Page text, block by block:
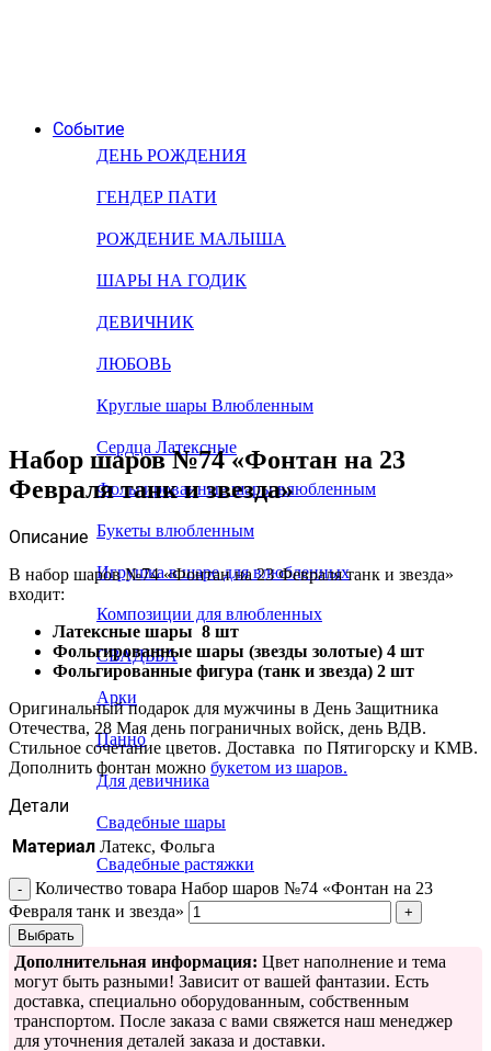
Событие
ДЕНЬ РОЖДЕНИЯ
ГЕНДЕР ПАТИ
РОЖДЕНИЕ МАЛЫША
ШАРЫ НА ГОДИК
ДЕВИЧНИК
ЛЮБОВЬ
Круглые шары Влюбленным
Сердца Латексные
Фольгированные шары влюбленным
Букеты влюбленным
Игрушка в шаре для влюбленных
Композиции для влюбленных
СВАДЬБА
Арки
Панно
Для девичника
Свадебные шары
Свадебные растяжки
Набор шаров №74 «Фонтан на 23
Февраля танк и звезда»
Описание
В набор шаров №74 «Фонтан на 23 Февраля танк и звезда»
входит:
Латексные шары 8 шт
Фольгированные шары (звезды золотые) 4 шт
Фольгированные фигура (танк и звезда) 2 шт
Оригинальный подарок для мужчины в День Защитника
Отечества, 28 Мая день пограничных войск, день ВДВ.
Стильное сочетание цветов. Доставка по Пятигорску и КМВ.
Дополнить фонтан можно букетом из шаров.
Детали
Материал Латекс, Фольга
Количество товара Набор шаров №74 «Фонтан на 23
Февраля танк и звезда»
Выбрать
Дополнительная информация: Цвет наполнение и тема
могут быть разными! Зависит от вашей фантазии. Есть
доставка, специально оборудованным, собственным
транспортом. После заказа с вами свяжется наш менеджер
для уточнения деталей заказа и доставки.